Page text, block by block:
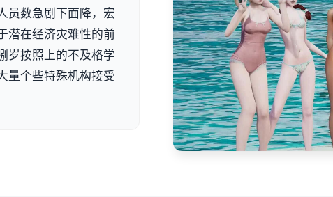
员数急剧下面降，宏
潜在经济灾难性的前
岁按照上的不及格学
量个些特殊机构接受